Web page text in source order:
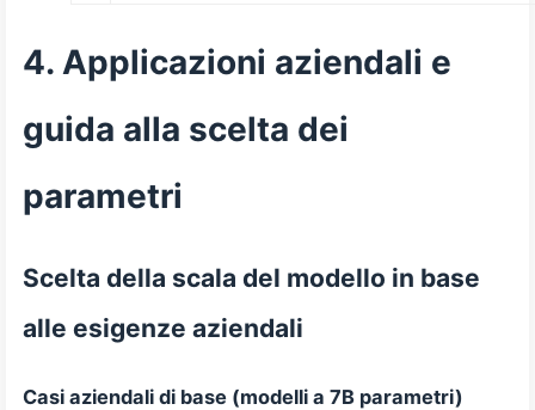
4. Applicazioni aziendali e
guida alla scelta dei
parametri
Scelta della scala del modello in base
alle esigenze aziendali
Casi aziendali di base (modelli a 7B parametri)